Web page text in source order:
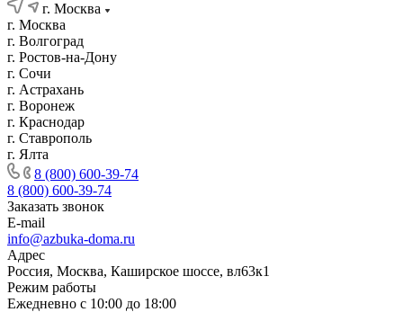
г. Москва
г. Москва
г. Волгоград
г. Ростов-на-Дону
г. Сочи
г. Астрахань
г. Воронеж
г. Краснодар
г. Ставрополь
г. Ялта
8 (800) 600-39-74
8 (800) 600-39-74
Заказать звонок
E-mail
info@azbuka-doma.ru
Адрес
Россия, Москва, Каширское шоссе, вл63к1
Режим работы
Ежедневно с 10:00 до 18:00